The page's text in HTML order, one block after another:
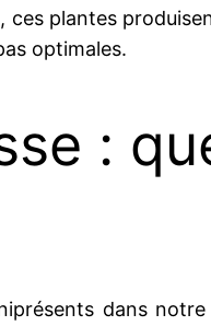
ces plantes
optimales.
:
dans